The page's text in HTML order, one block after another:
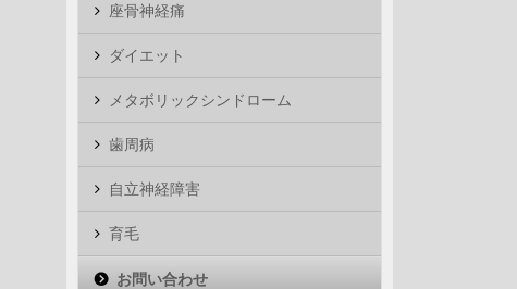
座骨神経痛
ダイエット
メタボリックシンドローム
歯周病
自立神経障害
育毛
お問い合わせ